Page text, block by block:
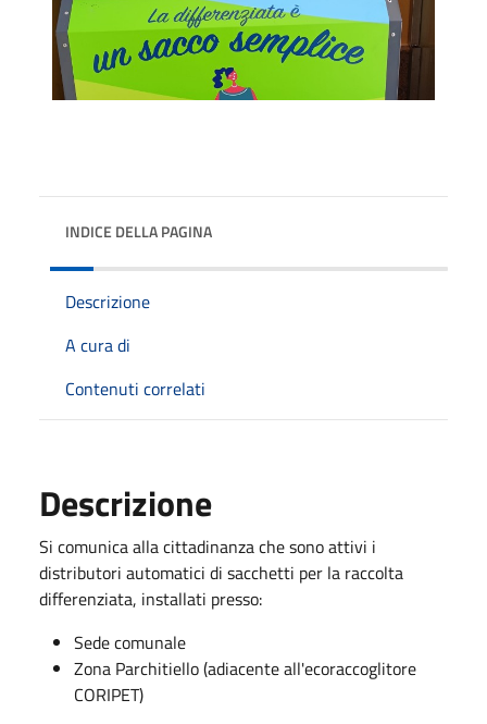
INDICE DELLA PAGINA
Descrizione
A cura di
Contenuti correlati
Descrizione
Si comunica alla cittadinanza che sono attivi i
distributori automatici di sacchetti per la raccolta
differenziata, installati presso:
Sede comunale
Zona Parchitiello (adiacente all'ecoraccoglitore
CORIPET)